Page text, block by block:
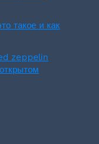
такое и как
zeppelin